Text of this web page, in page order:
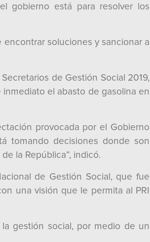
gobierno está para resolver los
soluciones y sancionar a
de Gestión Social 2019,
el abasto de gasolina en
provocada por el Gobierno
tomando decisiones donde son
la República”, indicó.
de Gestión Social, que fue
una visión que le permita al PRI
gestión social, por medio de un